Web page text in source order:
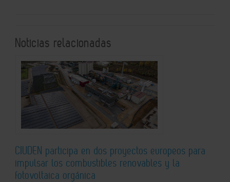
Noticias relacionadas
CIUDEN participa en dos proyectos europeos para
impulsar los combustibles renovables y la
fotovoltaica orgánica